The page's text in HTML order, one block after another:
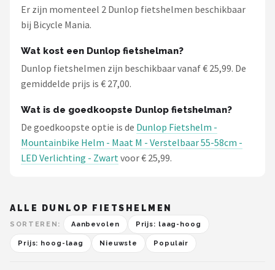
Er zijn momenteel 2 Dunlop fietshelmen beschikbaar
bij Bicycle Mania.
Wat kost een Dunlop fietshelman?
Dunlop fietshelmen zijn beschikbaar vanaf € 25,99. De
gemiddelde prijs is € 27,00.
Wat is de goedkoopste Dunlop fietshelman?
De goedkoopste optie is de Dunlop Fietshelm -
Mountainbike Helm - Maat M - Verstelbaar 55-58cm -
LED Verlichting - Zwartvoor € 25,99.
ALLE DUNLOP FIETSHELMEN
SORTEREN: Aanbevolen Prijs: laag-hoog
Prijs: hoog-laag Nieuwste Populair